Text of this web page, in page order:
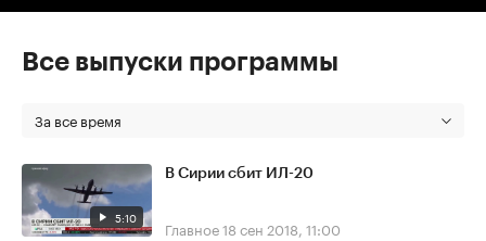
Все выпуски программы
За все время
5:10
В Сирии сбит ИЛ-20
Главное18 сен 2018, 11:00